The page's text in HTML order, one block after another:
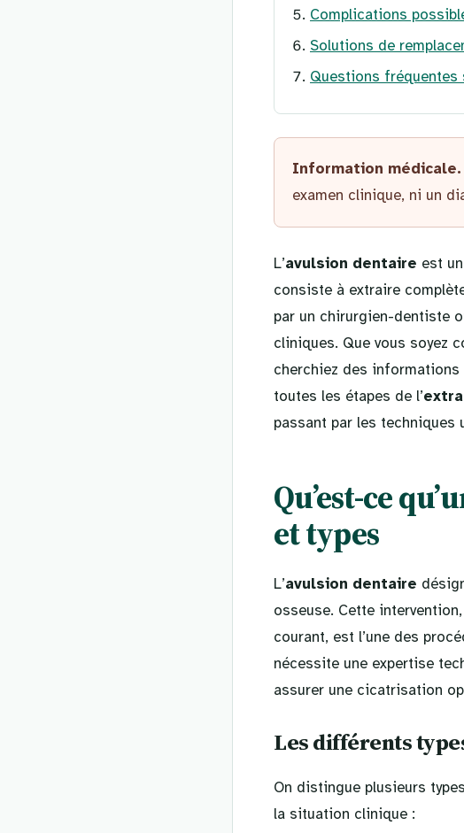
Complications
Solutions de
Questions fréquentes
Information médicale.
examen clinique, ni un
L’avulsion dentaire est
consiste à extraire
par un chirurgien-dentiste
cliniques. Que vous soyez
cherchiez des informations
toutes les étapes de l’
passant par les
Qu’est-ce
et types
L’avulsion dentaire
osseuse. Cette
courant, est l’une des
nécessite une expertise
assurer une cicatrisation
Les différents
On distingue plusieurs
la situation clinique :